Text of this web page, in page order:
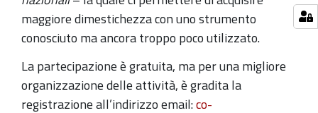
maggiore dimestichezza con uno strumento
conosciuto ma ancora troppo poco utilizzato.
La partecipazione è gratuita, ma per una migliore
organizzazione delle attività, è gradita la
registrazione all’indirizzo email:co-